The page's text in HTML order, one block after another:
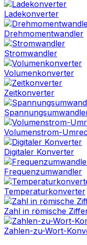
Ladekonverter
Drehmomentwandler
Stromwandler
Volumenkonverter
Zeitkonverter
Volumenstrom-
Digitaler Konverter
Frequenzumwandler
Temperaturkonverter
Zahl in römische
Zahlen-zu-Wort-